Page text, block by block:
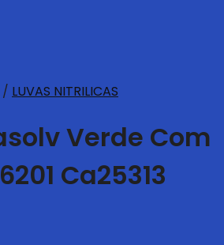
/ LUVAS NITRILICAS
Verde Com
Ca25313